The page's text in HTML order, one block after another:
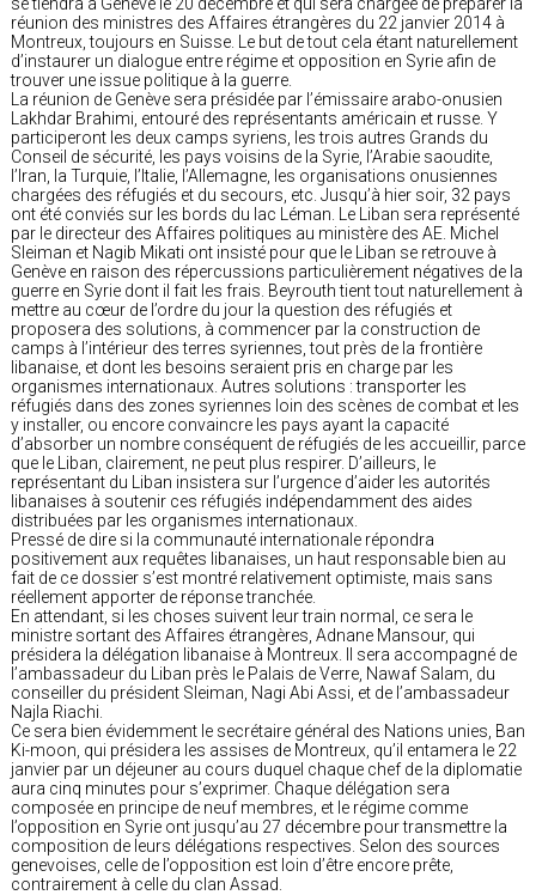
réunion des ministres des Affaires étrangères du 22 janvier 2014 à
Montreux, toujours en Suisse. Le but de tout cela étant naturellement
d’instaurer un dialogue entre régime et opposition en Syrie afin de
trouver une issue politique à la guerre.
La réunion de Genève sera présidée par l’émissaire arabo-onusien
Lakhdar Brahimi, entouré des représentants américain et russe. Y
participeront les deux camps syriens, les trois autres Grands du
Conseil de sécurité, les pays voisins de la Syrie, l’Arabie saoudite,
l’Iran, la Turquie, l’Italie, l’Allemagne, les organisations onusiennes
chargées des réfugiés et du secours, etc. Jusqu’à hier soir, 32 pays
ont été conviés sur les bords du lac Léman. Le Liban sera représenté
par le directeur des Affaires politiques au ministère des AE. Michel
Sleiman et Nagib Mikati ont insisté pour que le Liban se retrouve à
Genève en raison des répercussions particulièrement négatives de la
guerre en Syrie dont il fait les frais. Beyrouth tient tout naturellement à
mettre au cœur de l’ordre du jour la question des réfugiés et
proposera des solutions, à commencer par la construction de
camps à l’intérieur des terres syriennes, tout près de la frontière
libanaise, et dont les besoins seraient pris en charge par les
organismes internationaux. Autres solutions : transporter les
réfugiés dans des zones syriennes loin des scènes de combat et les
y installer, ou encore convaincre les pays ayant la capacité
d’absorber un nombre conséquent de réfugiés de les accueillir, parce
que le Liban, clairement, ne peut plus respirer. D’ailleurs, le
représentant du Liban insistera sur l’urgence d’aider les autorités
libanaises à soutenir ces réfugiés indépendamment des aides
distribuées par les organismes internationaux.
Pressé de dire si la communauté internationale répondra
positivement aux requêtes libanaises, un haut responsable bien au
fait de ce dossier s’est montré relativement optimiste, mais sans
réellement apporter de réponse tranchée.
En attendant, si les choses suivent leur train normal, ce sera le
ministre sortant des Affaires étrangères, Adnane Mansour, qui
présidera la délégation libanaise à Montreux. Il sera accompagné de
l’ambassadeur du Liban près le Palais de Verre, Nawaf Salam, du
conseiller du président Sleiman, Nagi Abi Assi, et de l’ambassadeur
Najla Riachi.
Ce sera bien évidemment le secrétaire général des Nations unies, Ban
Ki-moon, qui présidera les assises de Montreux, qu’il entamera le 22
janvier par un déjeuner au cours duquel chaque chef de la diplomatie
aura cinq minutes pour s’exprimer. Chaque délégation sera
composée en principe de neuf membres, et le régime comme
l’opposition en Syrie ont jusqu’au 27 décembre pour transmettre la
composition de leurs délégations respectives. Selon des sources
genevoises, celle de l’opposition est loin d’être encore prête,
contrairement à celle du clan Assad.